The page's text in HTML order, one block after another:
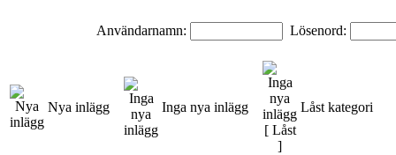
Användarnamn: Lösenord:
Nya inlägg Inga nya inlägg Låst kategori